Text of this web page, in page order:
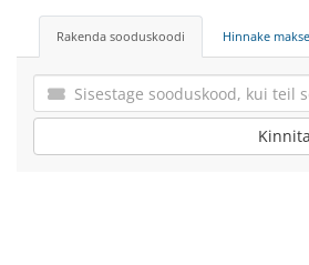
Rakenda sooduskoodi Hinnake makse